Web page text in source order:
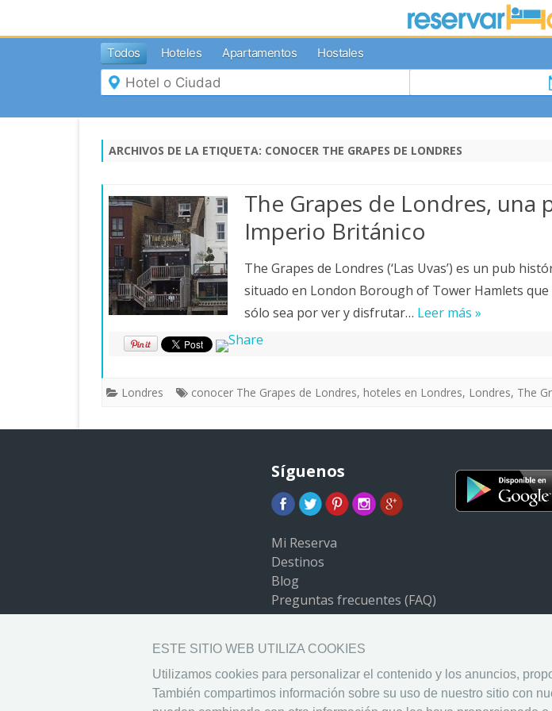
Todos Hoteles Apartamentos Hostales
ARCHIVOS DE LA ETIQUETA: CONOCER THE GRAPES DE LONDRES
The Grapes de Londres, una
Imperio Británico
The Grapes de Londres (‘Las Uvas’) es un pub
situado en London Borough of Tower Hamlets que
sólo sea por ver y disfrutar… Leer más »
Londres conocer The Grapes de Londres, hoteles en Londres, Londres, The
Síguenos
Mi Reserva
Destinos
Blog
Preguntas frecuentes (FAQ)
Ayuda
ESTE SITIO WEB UTILIZA COOKIES
Utilizamos cookies para personalizar el contenido y los anuncios,
También compartimos información sobre su uso de nuestro sitio con